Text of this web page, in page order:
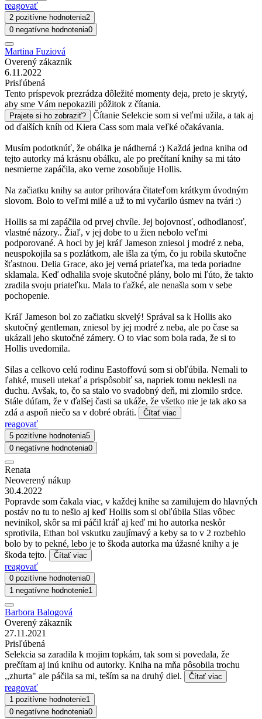
reagovať
2 pozitívne hodnotenia2
0 negatívne hodnotenia0
Martina Fuziová
Overený zákazník
6.11.2022
Prisľúbená
Tento príspevok prezrádza dôležité momenty deja, preto je skrytý,
aby sme Vám nepokazili pôžitok z čítania.
Prajete si ho zobraziť?
Čítanie Selekcie som si veľmi užila, a tak aj
od ďalších kníh od Kiera Cass som mala veľké očakávania.
Musím podotknúť, že obálka je nádherná :) Každá jedna kniha od
tejto autorky má krásnu obálku, ale po prečítaní knihy sa mi táto
nesmierne zapáčila, ako verne zosobňuje Hollis.
Na začiatku knihy sa autor prihovára čitateľom krátkym úvodným
slovom. Bolo to veľmi milé a už to mi vyčarilo úsmev na tvári :)
Hollis sa mi zapáčila od prvej chvíle. Jej bojovnosť, odhodlanosť,
vlastné názory.. Žiaľ, v jej dobe to u žien nebolo veľmi
podporované. A hoci by jej kráľ Jameson zniesol j modré z neba,
neuspokojila sa s pozlátkom, ale išla za tým, čo ju robila skutočne
šťastnou. Delia Grace, ako jej verná priateľka, ma teda poriadne
sklamala. Keď odhalila svoje skutočné plány, bolo mi ľúto, že takto
zradila svoju priateľku. Mala to ťažké, ale nenašla som v sebe
pochopenie.
Kráľ Jameson bol zo začiatku skvelý! Správal sa k Hollis ako
skutočný gentleman, zniesol by jej modré z neba, ale po čase sa
ukázali jeho skutočné zámery. O to viac som bola rada, že si to
Hollis uvedomila.
Silas a celkovo celú rodinu Eastoffovú som si obľúbila. Nemali to
ľahké, museli utekať a prispôsobiť sa, napriek tomu neklesli na
duchu. Avšak, to, čo sa stalo vo svadobný deň, mi zlomilo srdce.
Stále dúfam, že v ďalšej časti sa ukáže, že všetko nie je tak ako sa
zdá a aspoň niečo sa v dobré obráti.
Čítať viac
reagovať
5 pozitívne hodnotenia5
0 negatívne hodnotenia0
Renata
Neoverený nákup
30.4.2022
Popravde som čakala viac, v každej knihe sa zamilujem do hlavných
postáv no tu to nešlo aj keď Hollis som si obľúbila Silas vôbec
nevinikol, skôr sa mi páčil kráľ aj keď mi ho autorka neskôr
sprotivila, Ethan bol vskutku zaujímavý a keby sa to v 2 rozbehlo
bolo by to pekné, lebo je to škoda autorka ma úžasné knihy a je
škoda tejto.
Čítať viac
reagovať
0 pozitívne hodnotenia0
1 negatívne hodnotenie1
Barbora Balogová
Overený zákazník
27.11.2021
Prisľúbená
Selekcia sa zaradila k mojim topkám, tak som si povedala, že
prečítam aj inú knihu od autorky. Kniha na mňa pôsobila trochu
,,zhurta" ale páčila sa mi, teším sa na druhý diel.
Čítať viac
reagovať
1 pozitívne hodnotenie1
0 negatívne hodnotenia0